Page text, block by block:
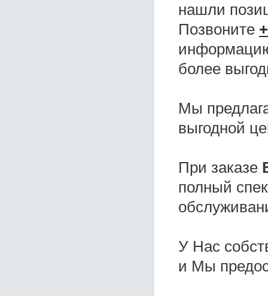
нашли
Позвоните
более
Мы
выгодной
При заказе
полный
У Нас
и Мы